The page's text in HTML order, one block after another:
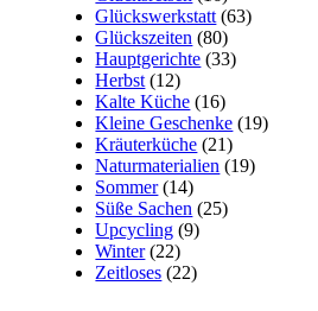
Glückswerkstatt (63)
Glückszeiten (80)
Hauptgerichte (33)
Herbst (12)
Kalte Küche (16)
Kleine Geschenke (19)
Kräuterküche (21)
Naturmaterialien (19)
Sommer(14)
Süße Sachen (25)
Upcycling (9)
Winter(22)
Zeitloses (22)